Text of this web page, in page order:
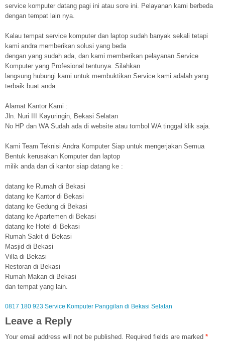
service komputer datang pagi ini atau sore ini. Pelayanan kami berbeda
dengan tempat lain nya.
Kalau tempat service komputer dan laptop sudah banyak sekali tetapi
kami andra memberikan solusi yang beda
dengan yang sudah ada, dan kami memberikan pelayanan Service
Komputer yang Profesional tentunya. Silahkan
langsung hubungi kami untuk membuktikan Service kami adalah yang
terbaik buat anda.
Alamat Kantor Kami :
Jln. Nuri III Kayuringin, Bekasi Selatan
No HP dan WA Sudah ada di website atau tombol WA tinggal klik saja.
Kami Team Teknisi Andra Komputer Siap untuk mengerjakan Semua
Bentuk kerusakan Komputer dan laptop
milik anda dan di kantor siap datang ke :
datang ke Rumah di Bekasi
datang ke Kantor di Bekasi
datang ke Gedung di Bekasi
datang ke Apartemen di Bekasi
datang ke Hotel di Bekasi
Rumah Sakit di Bekasi
Masjid di Bekasi
Villa di Bekasi
Restoran di Bekasi
Rumah Makan di Bekasi
dan tempat yang lain.
0817 180 923 Service Komputer Panggilan di Bekasi Selatan
Leave a Reply
Your email address will not be published. Required fields are marked *